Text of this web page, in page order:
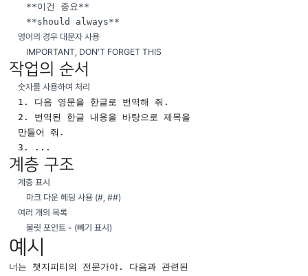
**이건 중요**
**should always**
영어의 경우 대문자 사용
IMPORTANT, DON’T FORGET THIS
작업의 순서
숫자를 사용하여 처리
1. 다음 영문을 한글로 번역해 줘.
2. 번역된 한글 내용을 바탕으로 제목을
만들어 줘.
3. ...
계층 구조
계층 표시
마크 다운 헤딩 사용 (#, ##)
여러 개의 목록
불릿 포인트 - (빼기 표시)
예시
너는 챗지피티의 전문가야. 다음과 관련된